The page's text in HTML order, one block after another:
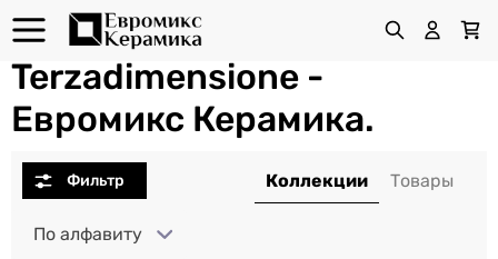
Terzadimensione -
Евромикс Керамика.
По алфавиту